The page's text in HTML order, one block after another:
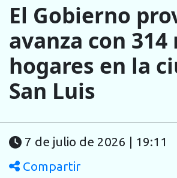
El Gobierno
avanza con 314
hogares en la
San Luis
7 de julio de 2026 | 19:11
Compartir